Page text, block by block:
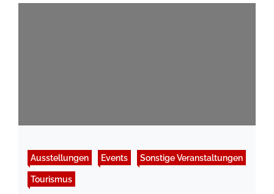
Ausstellungen Events Sonstige Veranstaltungen
Tourismus